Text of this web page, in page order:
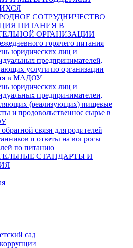
СОТРУДНИЧЕСТВО
ПИТАНИЯ В
ОРГАНИЗАЦИИ
горячего питания
юридических лиц и
предпринимателей,
услуги по организации
в МАДОУ
юридических лиц и
предпринимателей,
(реализующих) пищевые
и продовольственное сырье в
связи для родителей
и ответы на вопросы
по питанию
СТАНДАРТЫ И
сад